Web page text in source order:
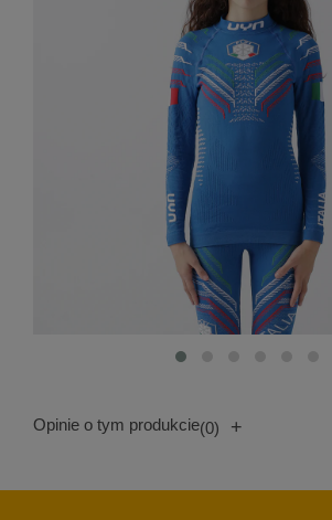
Opinie o tym produkcie(0) +